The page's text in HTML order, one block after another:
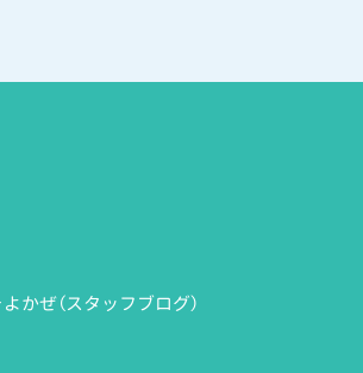
かぜ（スタッフブログ）